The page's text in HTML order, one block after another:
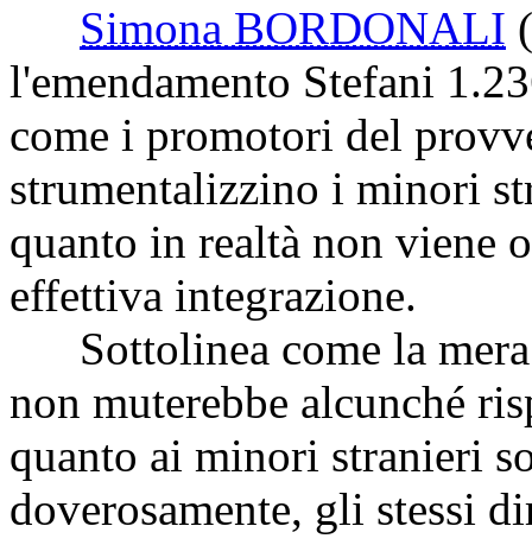
Simona BORDONALI
l'emendamento Stefani
come i promotori del
strumentalizzino i minori
quanto in realtà non viene
effettiva integrazione.
Sottolinea come la mera
non muterebbe alcunché
quanto ai minori stranieri
doverosamente, gli stessi